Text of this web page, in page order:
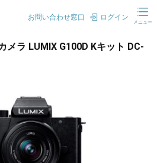
お問い合わせ窓口 ログイン
メニュー
メラ LUMIX G100D Kキット DC-